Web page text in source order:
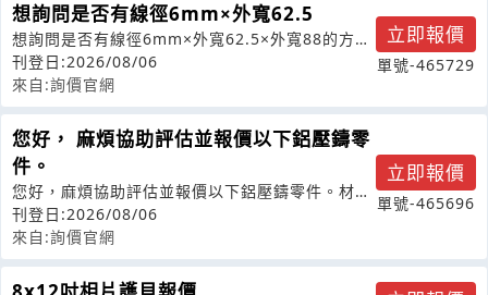
想詢問是否有線徑6mm×外寬62.5
想詢問是否有線徑6mm×外寬62.5×外寬88的方鐵
圈？或接近的尺寸？
刊登日:2026/08/06
來自:詢價官網
立即報價
單號-465729
您好， 麻煩協助評估並報價以下鋁壓鑄零
件。
您好，麻煩協助評估並報價以下鋁壓鑄零件。材
料：ADC12數量：5,000/10,
刊登日:2026/08/06
來自:詢價官網
立即報價
單號-465696